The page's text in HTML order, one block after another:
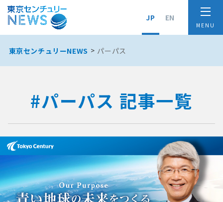
JP EN
東京センチュリーNEWS パーパス
#パーパス 記事一覧